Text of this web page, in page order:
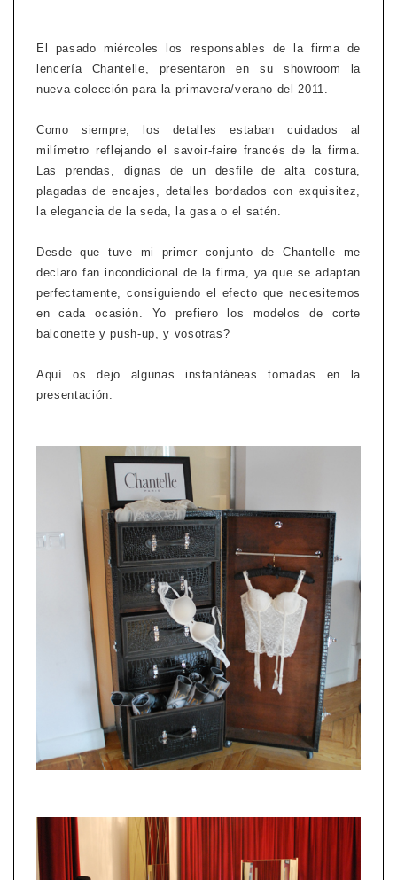
El pasado miércoles los responsables de la firma de
lencería Chantelle, presentaron en su showroom la
nueva colección para la primavera/verano del 2011.
Como siempre, los detalles estaban cuidados al
milímetro reflejando el savoir-faire francés de la firma.
Las prendas, dignas de un desfile de alta costura,
plagadas de encajes, detalles bordados con exquisitez,
la elegancia de la seda, la gasa o el satén.
Desde que tuve mi primer conjunto de Chantelle me
declaro fan incondicional de la firma, ya que se adaptan
perfectamente, consiguiendo el efecto que necesitemos
en cada ocasión. Yo prefiero los modelos de corte
balconette y push-up, y vosotras?
Aquí os dejo algunas instantáneas tomadas en la
presentación.